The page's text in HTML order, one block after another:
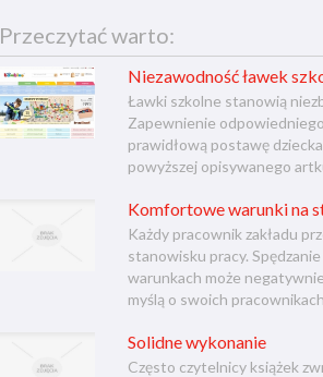
Przeczytać warto:
Niezawodność ławek
Ławki szkolne stanowią
Zapewnienie
prawidłową postawę
powyższej opisywanego
Komfortowe warunki na
Każdy pracownik zakładu
stanowisku pracy.
warunkach może
myślą o swoich
Solidne wykonanie
Często czytelnicy książek